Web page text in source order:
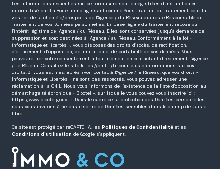
Les informations recueillies sur ce formulaire sont enregistrées dans un fichier
informatisé par La Boite Immo agissant comme Sous-traitant du traitement pour la
gestion de la clientèle/prospects de l'Agence / du Réseau qui reste Responsable du
Traitement de vos Données personnelles. La base légale du traitement repose sur
l'intérêt légitime de l'Agence / du Réseau. Elles sont conservées jusqu'à demande de
suppression et sont destinées à l'Agence / au Réseau. Conformément à la loi «
informatique et libertés », vous disposez des droits d’accès, de rectification,
d’effacement, d’opposition, de limitation et de portabilité de vos données. Vous
pouvez retirer votre consentement à tout moment en contactant directement l’Agence
/ Le Réseau. Consultez le site https://cnil.fr/fr pour plus d’informations sur vos
droits. Si vous estimez, après avoir contacté l'Agence / le Réseau, que vos droits «
Informatique et Libertés » ne sont pas respectés, vous pouvez adresser une
réclamation à la CNIL. Nous vous informons de l’existence de la liste d'opposition au
démarchage téléphonique « Bloctel », sur laquelle vous pouvez vous inscrire ici :
https://www.bloctel.gouv.fr. Dans le cadre de la protection des Données personnelles,
nous vous invitons à ne pas inscrire de Données sensibles dans le champ de saisie
libre.
Ce site est protégé par reCAPTCHA, les Politiques de Confidentialité et es
Conditions d'utilisation de Google s'appliquent.